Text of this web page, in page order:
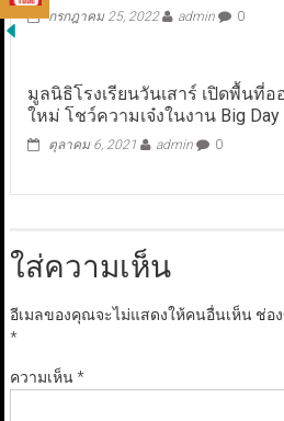
กรกฎาคม 25, 2022 admin 0
มูลนิธิโรงเรียนวันเสาร์ เปิดพื้นที่
ใหม่ โชว์ความเจ๋งในงาน Big Day
ตุลาคม 6, 2021 admin 0
ใส่ความเห็น
อีเมลของคุณจะไม่แสดงให้คนอื่นเห็น ช่อ
*
ความเห็น*